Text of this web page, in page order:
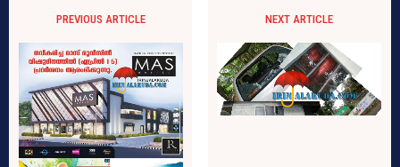
PREVIOUS ARTICLE NEXT ARTICLE